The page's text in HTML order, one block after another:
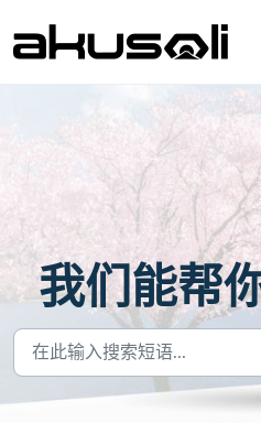
我们能帮